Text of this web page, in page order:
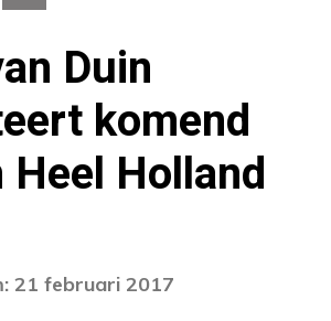
Duin
komend
Holland
21 februari 2017